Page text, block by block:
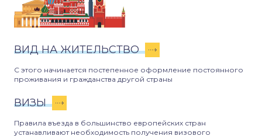
ВИД НА ЖИТЕЛЬСТВО
С этого начинается постепенное оформление постоянного
проживания и гражданства другой страны
ВИЗЫ
Правила въезда в большинство европейских стран
устанавливают необходимость получения визового